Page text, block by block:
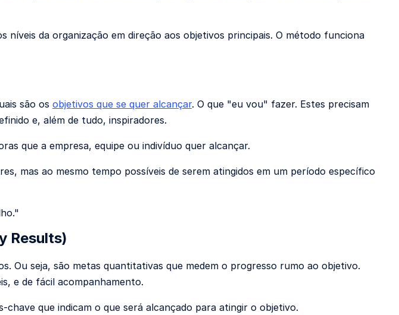
níveis da organização em direção aos objetivos principais. O método funciona
são os objetivos que se quer alcançar. O que "eu vou" fazer. Estes precisam
e, além de tudo, inspiradores.
que a empresa, equipe ou indivíduo quer alcançar.
mas ao mesmo tempo possíveis de serem atingidos em um período específico
Results)
Ou seja, são metas quantitativas que medem o progresso rumo ao objetivo.
e de fácil acompanhamento.
chave que indicam o que será alcançado para atingir o objetivo.